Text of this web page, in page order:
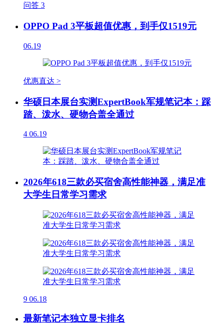
问答 3
OPPO Pad 3平板超值优惠，到手仅1519元
06.19
优惠直达 >
华硕日本展台实测ExpertBook军规笔记本：踩
踏、泼水、硬物合盖全通过
4 06.19
2026年618三款必买宿舍高性能神器，满足准
大学生日常学习需求
9 06.18
最新笔记本独立显卡排名